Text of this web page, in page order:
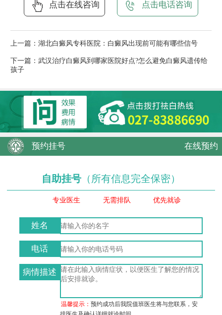
点击在线咨询 点击电话咨询
上一篇： 湖北白癜风专科医院：白癜风出现前可能有哪些信号
下一篇： 武汉治疗白癜风到哪家医院好点?怎么避免白癜风遗传给
孩子
预约挂号 在线预约
自助挂号 （所有信息完全保密）
专业医生 无需排队 优先就诊
姓名
电话
病情描述
温馨提示：预约成功后我院值班医生将与您联系，安